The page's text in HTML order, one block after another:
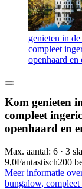
genieten in
compleet
openhaard
Kom genieten
compleet
openhaard en
Max. aantal: 6 · 3
9,0Fantastisch200
Meer informatie
bungalow,